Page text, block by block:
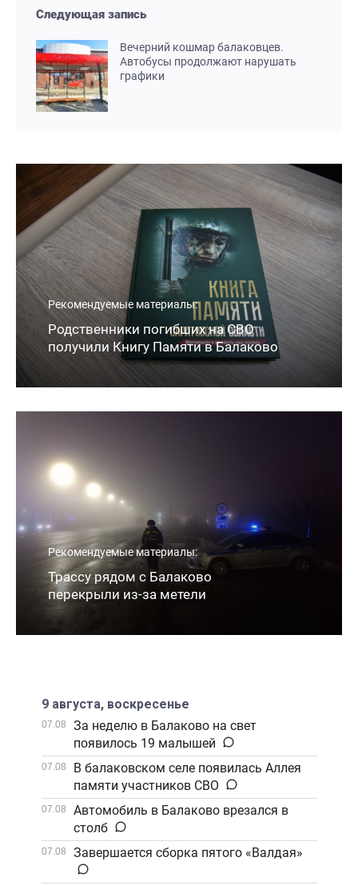
Следующая запись
Вечерний кошмар балаковцев.
Автобусы продолжают нарушать
графики
Рекомендуемые материалы:
Родственники погибших на СВО
получили Книгу Памяти в Балаково
Рекомендуемые материалы:
Трассу рядом с Балаково
перекрыли из-за метели
9 августа, воскресенье
07.08
За неделю в Балаково на свет
появилось 19 малышей
07.08
В балаковском селе появилась Аллея
памяти участников СВО
07.08
Автомобиль в Балаково врезался в
столб
07.08 Завершается сборка пятого «Валдая»